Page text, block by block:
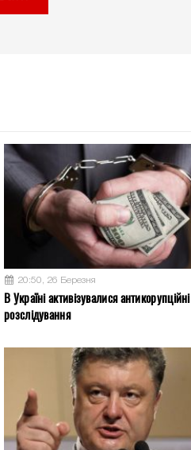
20:50, 26 Березня
В Україні активізувалися антикорупційні
розслідування